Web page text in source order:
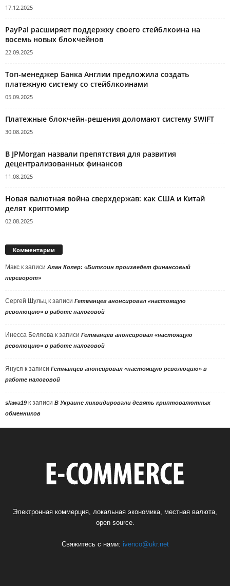
17.12.2025
PayPal расширяет поддержку своего стейблкоина на
восемь новых блокчейнов
22.09.2025
Топ-менеджер Банка Англии предложила создать
платежную систему со стейблкоинами
05.09.2025
Платежные блокчейн-решения доломают систему SWIFT
30.08.2025
В JPMorgan назвали препятствия для развития
децентрализованных финансов
11.08.2025
Новая валютная война сверхдержав: как США и Китай
делят криптомир
02.08.2025
Комментарии
Макс к записи Алан Колер: «Биткоин произведет финансовый
переворот»
Сергей Шульц к записи Гетманцев анонсировал «настоящую
революцию» в работе налоговой
Инесса Беляева к записи Гетманцев анонсировал «настоящую
революцию» в работе налоговой
Януся к записи Гетманцев анонсировал «настоящую революцию» в
работе налоговой
slawa19 к записи В Украине ликвидировали девять криптовалютных
обменников
Электронная коммерция, локальная экономика, местная валюта,
open source.
Свяжитесь с нами: ivenco@ukr.net